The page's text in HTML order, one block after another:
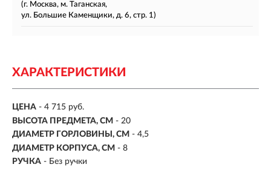
(г. Москва, м. Таганская,
ул. Большие Каменщики, д. 6, стр. 1)
ХАРАКТЕРИСТИКИ
ЦЕНА - 4 715 руб.
ВЫСОТА ПРЕДМЕТА, СМ - 20
ДИАМЕТР ГОРЛОВИНЫ, СМ - 4,5
ДИАМЕТР КОРПУСА, СМ - 8
РУЧКА - Без ручки